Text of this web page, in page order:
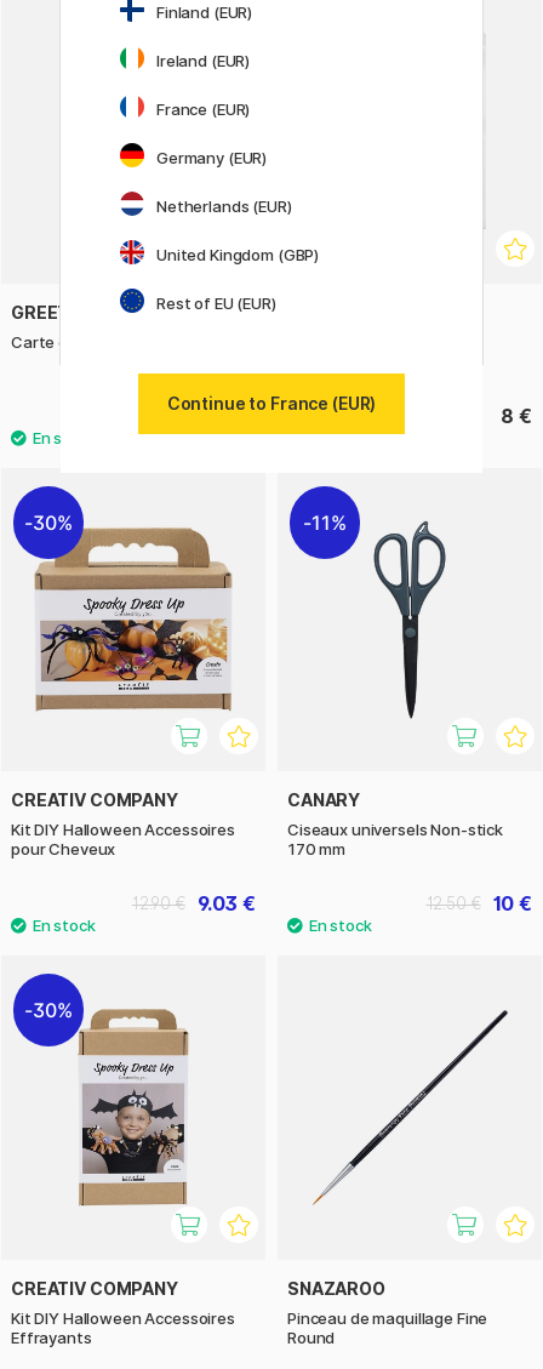
GREETING LIFE
Carte de vœux Dinosaures
4.60 € 8 €
30%
CREATIV COMPANY
Kit DIY Halloween Accessoires
pour Cheveux
9.03 €
12.90 €
11%
CANARY
Ciseaux universels Non-stick
170 mm
10 €
12.50 €
30%
CREATIV COMPANY
Kit DIY Halloween Accessoires
Effrayants
SNAZAROO
Pinceau de maquillage Fine
Round
Finland (EUR)
Ireland (EUR)
France (EUR)
Germany (EUR)
Netherlands (EUR)
United Kingdom (GBP)
Rest of EU (EUR)
Continue to France (EUR)